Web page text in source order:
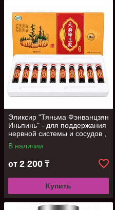
Эликсир "Тяньма Фэнванцзян
Иньпинь" - для поддержания
нервной системы и сосудов ,
10 фл
В наличии
от 2 200 ₸
Купить